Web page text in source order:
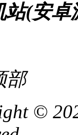
站(安卓
部
©